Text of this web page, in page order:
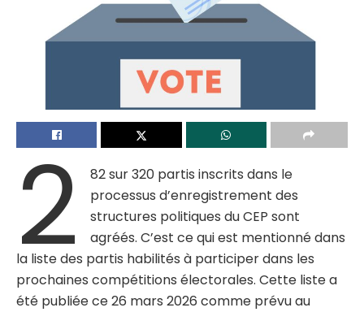
2
82 sur 320 partis inscrits dans le
processus d’enregistrement des
structures politiques du CEP sont
agréés. C’est ce qui est mentionné dans
la liste des partis habilités à participer dans les
prochaines compétitions électorales. Cette liste a
été publiée ce 26 mars 2026 comme prévu au